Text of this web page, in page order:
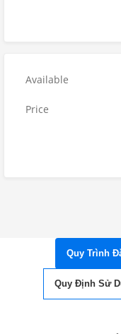
Quy Trình
Quy Định Sử